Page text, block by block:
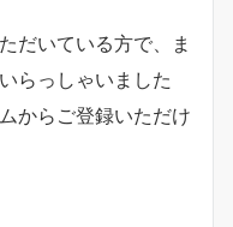
だいている方で、ま
らっしゃいました
からご登録いただけ